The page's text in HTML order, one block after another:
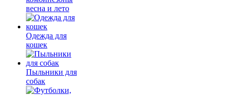
весна и лето
Одежда для
кошек
Пыльники для
собак